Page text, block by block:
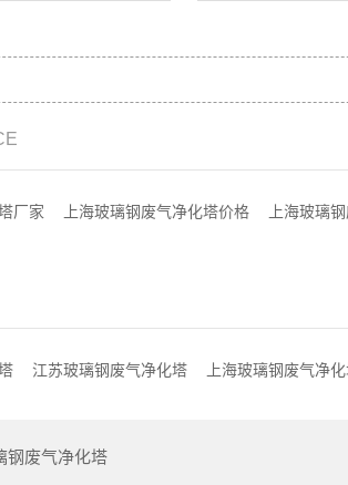
厂家 上海玻璃钢废气净化塔价格 上海玻璃
江苏玻璃钢废气净化塔 上海玻璃钢废气净
钢废气净化塔